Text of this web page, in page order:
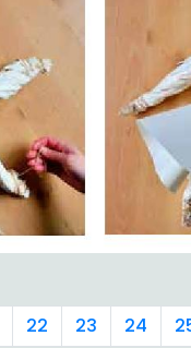
22 23 24